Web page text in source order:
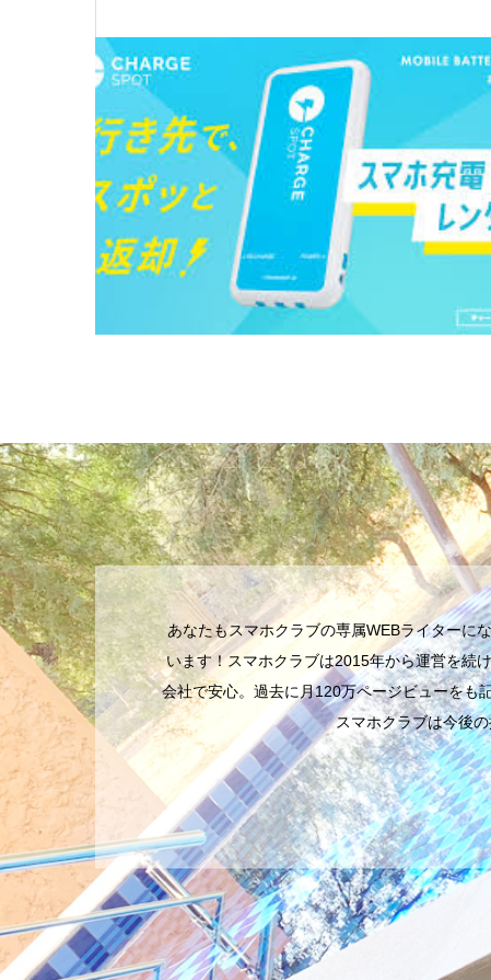
あなたもスマホクラブの専属WEBライターに
います！スマホクラブは2015年から運営を続
会社で安心。過去に月120万ページビューをも
スマホクラブは今後